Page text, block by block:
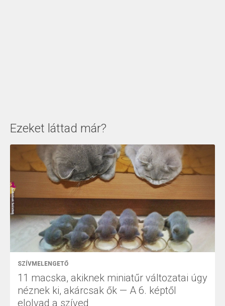
Ezeket láttad már?
SZÍVMELENGETŐ
11 macska, akiknek miniatűr változatai úgy
néznek ki, akárcsak ők — A 6. képtől
elolvad a szíved